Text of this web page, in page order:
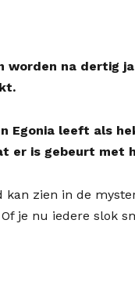
worden na dertig
leeft als
er is gebeurt met
kan zien in de
je nu iedere slok